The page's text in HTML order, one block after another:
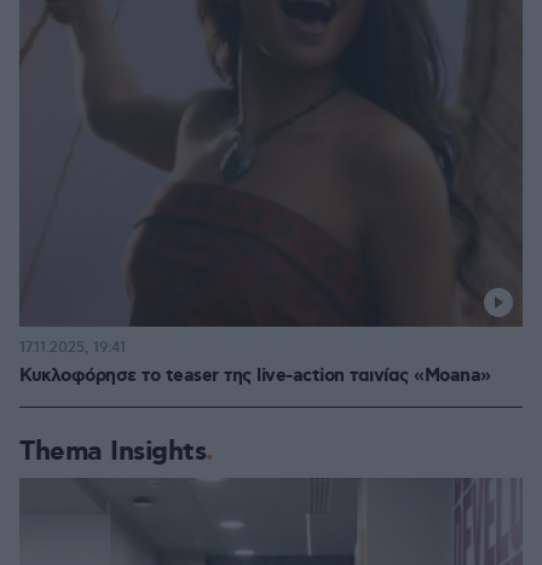
Κυκλοφόρησε το teaser της live-action ταινίας «Moana»
17.11.2025, 19:41
Thema Insights